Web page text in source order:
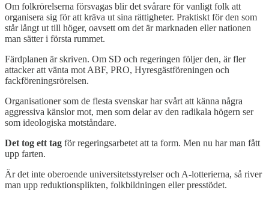
Om folkrörelserna försvagas blir det svårare för vanligt folk att
organisera sig för att kräva ut sina rättigheter. Praktiskt för den som
står långt ut till höger, oavsett om det är marknaden eller nationen
man sätter i första rummet.
Färdplanen är skriven. Om SD och regeringen följer den, är fler
attacker att vänta mot ABF, PRO, Hyresgästföreningen och
fackföreningsrörelsen.
Organisationer som de flesta svenskar har svårt att känna några
aggressiva känslor mot, men som delar av den radikala högern ser
som ideologiska motståndare.
Det tog ett tag för regeringsarbetet att ta form. Men nu har man fått
upp farten.
Är det inte oberoende universitetsstyrelser och A-lotterierna, så river
man upp reduktionsplikten, folkbildningen eller presstödet.